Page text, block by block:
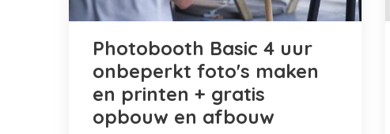
Photobooth Basic 4 uur
onbeperkt foto's maken
en printen + gratis
opbouw en afbouw